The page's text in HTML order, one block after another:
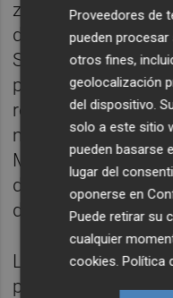
zona de bajas
del paseo
Salvador, la
puesta en marcha
reforma del
modernización del
Mercado San
de 70 millones de
desde 2016", ha
Los de la
primeros de la
Proveedores de
pueden
otros fines,
geolocalización
del dispositivo.
solo a este sitio
pueden basarse
lugar del
oponerse en
Puede retirar su
cualquier
cookies.Política